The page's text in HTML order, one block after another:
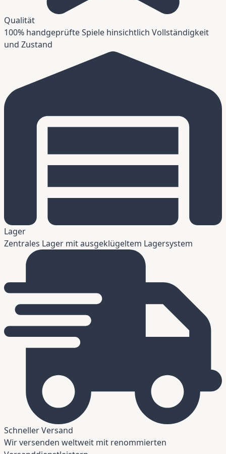
Qualität
100% handgeprüfte Spiele hinsichtlich Vollständigkeit
und Zustand
Lager
Zentrales Lager mit ausgeklügeltem Lagersystem
Schneller Versand
Wir versenden weltweit mit renommierten